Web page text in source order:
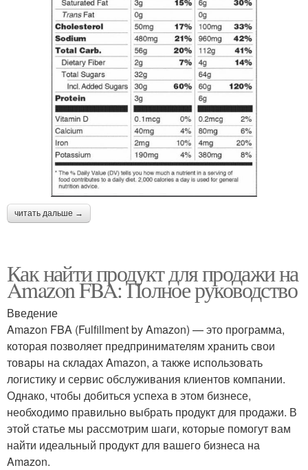
читать дальше →
Как найти продукт для продажи на
Amazon FBA: Полное руководство
Введение
Amazon FBA (Fulfillment by Amazon) — это программа,
которая позволяет предпринимателям хранить свои
товары на складах Amazon, а также использовать
логистику и сервис обслуживания клиентов компании.
Однако, чтобы добиться успеха в этом бизнесе,
необходимо правильно выбрать продукт для продажи. В
этой статье мы рассмотрим шаги, которые помогут вам
найти идеальный продукт для вашего бизнеса на
Amazon.